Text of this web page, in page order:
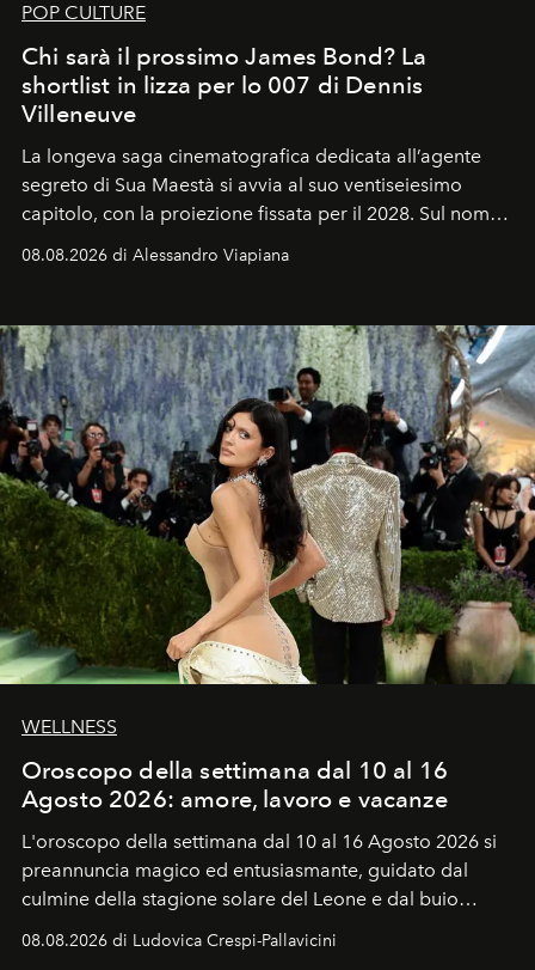
POP CULTURE
Chi sarà il prossimo James Bond? La
shortlist in lizza per lo 007 di Dennis
Villeneuve
La longeva saga cinematografica dedicata all’agente
segreto di Sua Maestà si avvia al suo ventiseiesimo
capitolo, con la proiezione fissata per il 2028. Sul nome
dell’attore chiamato a raccogliere l’eredità di Daniel
Craig, però, regna ancora il più assoluto riserbo.
08.08.2026 di Alessandro Viapiana
WELLNESS
Oroscopo della settimana dal 10 al 16
Agosto 2026: amore, lavoro e vacanze
L'oroscopo della settimana dal 10 al 16 Agosto 2026 si
preannuncia magico ed entusiasmante, guidato dal
culmine della stagione solare del Leone e dal buio
favorevole della Luna nuova in Leone del 12 agosto,
ideale per la notte delle Perseidi.
08.08.2026 di Ludovica Crespi-Pallavicini